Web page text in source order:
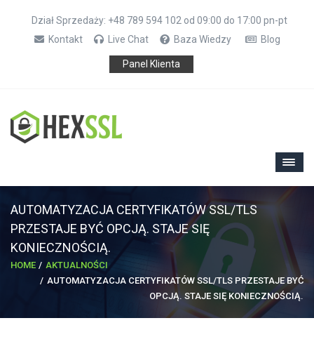
Dział Sprzedaży: +48 789 594 102 od 09:00 do 17:00 pn-pt
Kontakt
Live Chat Baza Wiedzy Blog
Panel Klienta
AUTOMATYZACJA CERTYFIKATÓW SSL/TLS
PRZESTAJE BYĆ OPCJĄ. STAJE SIĘ
KONIECZNOŚCIĄ.
HOME
AKTUALNOŚCI
AUTOMATYZACJA CERTYFIKATÓW SSL/TLS PRZESTAJE BYĆ
OPCJĄ. STAJE SIĘ KONIECZNOŚCIĄ.